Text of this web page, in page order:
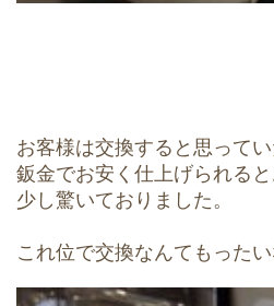
お客様は交換すると思って
鈑金でお安く仕上げられる
少し驚いておりました。
これ位で交換なんてもった